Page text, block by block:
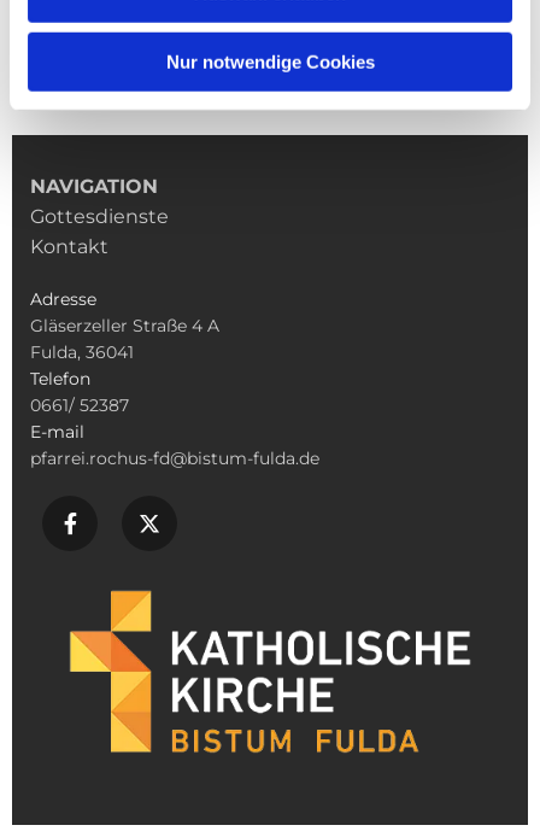
Nur notwendige Cookies
NAVIGATION
Gottesdienste
Kontakt
Adresse
Gläserzeller Straße 4 A
Fulda, 36041
Telefon
0661/ 52387
E-mail
pfarrei.rochus-fd@bistum-fulda.de